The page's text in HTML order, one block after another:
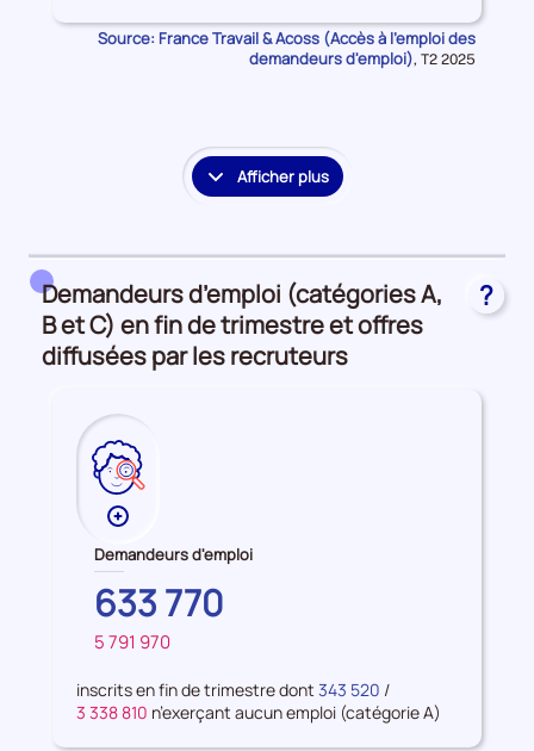
Source: France Travail & Acoss (Accès à l'emploi des
demandeurs d'emploi), Données
T2 2025
Afficher plus
le
et
accès
l'emploi
Demandeurs d’emploi (catégories A,
B et C) en fin de trimestre et offres
diffusées par les recruteurs
?
Plus
de
données
sur
les
Demandeurs
Demandeurs d'emploi
AUVERGNE-
RHONE-
ALPES
633 770
FRANCE
5 791 970
inscrits en fin de trimestre dont 343 520 /
3 338 810 n’exerçant aucun emploi (catégorie A)